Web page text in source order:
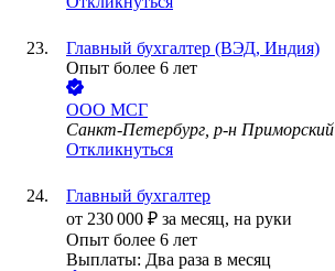
Главный бухгалтер (ВЭД, Индия)
Опыт более 6 лет
ООО МСГ
Санкт-Петербург, р-н Приморский
Откликнуться
Главный бухгалтер
от 230 000 ₽ за месяц, на руки
Опыт более 6 лет
Выплаты: Два раза в месяц